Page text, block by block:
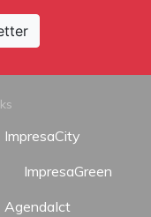
ImpresaCity
ImpresaGreen
AgendaIct